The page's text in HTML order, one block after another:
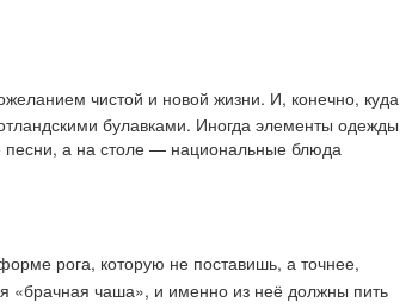
чистой и новой жизни. И, конечно, куда
булавками. Иногда элементы одежды
песни, а на столе — национальные блюда
рога, которую не поставишь, а точнее,
«брачная чаша», и именно из неё должны пить